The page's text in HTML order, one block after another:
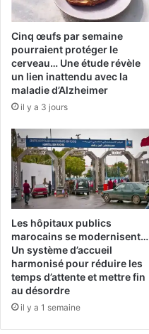
Cinq œufs par semaine
pourraient protéger le
cerveau… Une étude révèle
un lien inattendu avec la
maladie d’Alzheimer
il y a 3 jours
Les hôpitaux publics
marocains se modernisent…
Un système d’accueil
harmonisé pour réduire les
temps d’attente et mettre fin
au désordre
il y a 1 semaine